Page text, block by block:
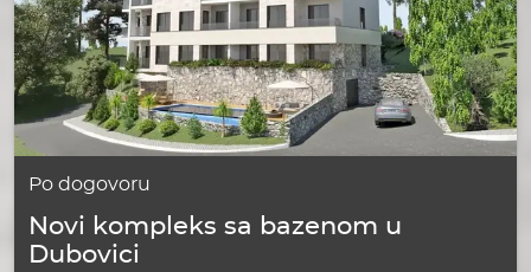
Po dogovoru
Novi kompleks sa bazenom u
Dubovici